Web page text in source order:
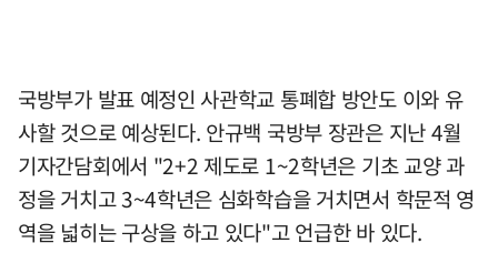
국방부가 발표 예정인 사관학교 통폐합 방안도 이와 유
사할 것으로 예상된다. 안규백 국방부 장관은 지난 4월
기자간담회에서 "2+2 제도로 1~2학년은 기초 교양 과
정을 거치고 3~4학년은 심화학습을 거치면서 학문적 영
역을 넓히는 구상을 하고 있다"고 언급한 바 있다.